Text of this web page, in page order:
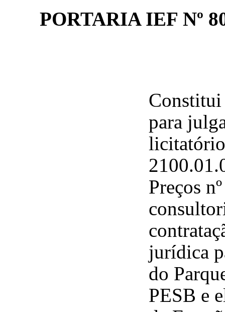
PORTARIA IEF Nº
Constitui
para
licitatório
Preços
jurídica
do
PESB e